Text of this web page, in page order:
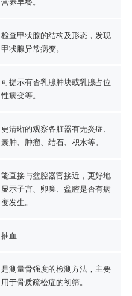
检查甲状腺的结构及形态，发现
甲状腺异常病变。
可提示有否乳腺肿块或乳腺占位
性病变等。
更清晰的观察各脏器有无炎症、
囊肿、肿瘤、结石、积水等。
能直接与盆腔器官接近，更好地
显示子宫、卵巢、盆腔是否有病
变发生。
抽血
是测量骨强度的检测方法，主要
用于骨质疏松症的初筛。